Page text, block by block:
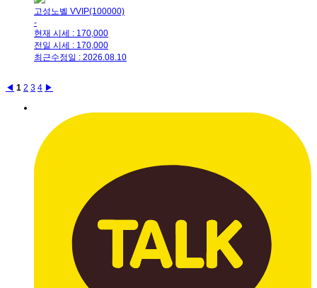
고성노벨 VVIP(100000)
-
현재 시세 : 170,000
전일 시세 : 170,000
최근수정일 : 2026.08.10
◀ 1 2 3 4 ▶